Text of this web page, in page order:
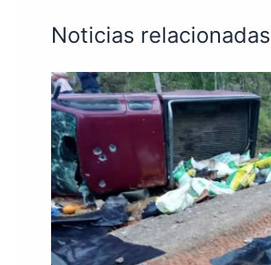
Noticias relacionadas